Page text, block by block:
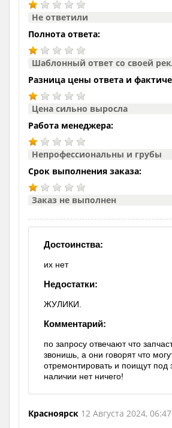
Не ответили
Полнота ответа:
Шаблонный ответ со своей
Разница цены ответа и
Цена сильно выросла
Работа менеджера:
Непрофессиональны и грубы
Срок выполнения заказа:
Заказ не выполнен
Достоинства:
их нет
Недостатки:
ЖУЛИКИ.
Комментарий:
по запросу отвечают что
звонишь, а они говорят что
отремонтировать и поищут под
наличии нет ничего!
Красноярск 12 Августа 2024, 06:47